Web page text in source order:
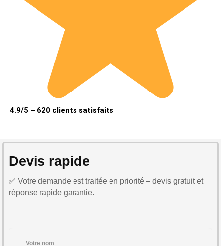
4.9/5 – 620 clients satisfaits
Devis rapide
✅ Votre demande est traitée en priorité – devis gratuit et
réponse rapide garantie.
Votre nom